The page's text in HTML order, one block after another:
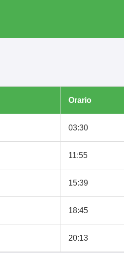
Orario
03:30
11:55
15:39
18:45
20:13